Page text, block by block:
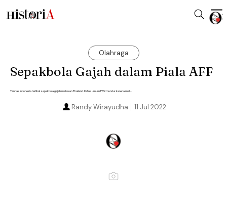
Olahraga
Sepakbola Gajah dalam Piala AFF
Timnas Indonesia terlibat sepakbola gajah melawan Thailand. Ketua umum PSSI mundur karena malu.
11 Jul 2022
Randy Wirayudha